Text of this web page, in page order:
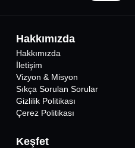
%10 İNDİRİMLİ
Hakkımızda
Hakkımızda
İletişim
Vizyon & Misyon
Sıkça Sorulan Sorular
Gizlilik Politikası
Çerez Politikası
Keşfet